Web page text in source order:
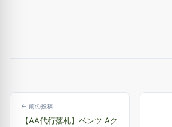
← 前の投稿
【AA代行落札】ベンツ Aク